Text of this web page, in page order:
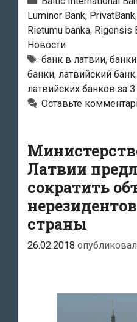
еще
три
банка
с
Luminor Bank, PrivatBank,
Rietumu banka, Rigensis
Новости
Тэги
банк в латвии,
банки, латвийский банк,
латвийских банков за
Оставьте
Латвии
сократить
страны
26.02.2018 опубликовал